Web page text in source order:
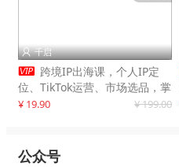
 千启
 跨境IP出海课，个人IP定
位、TikTok运营、市场选品，掌
握核心闭环，实现月入1万美金
¥ 19.90 ¥ 199.00
公众号